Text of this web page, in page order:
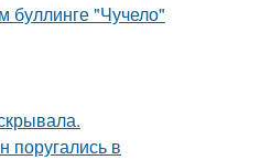
буллинге "Чучело"
поругались в